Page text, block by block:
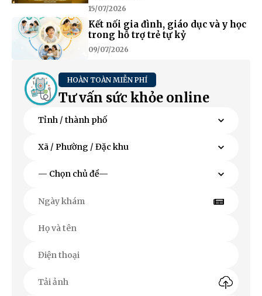
15/07/2026
Kết nối gia đình, giáo dục và y học
trong hỗ trợ trẻ tự kỷ
09/07/2026
HOÀN TOÀN MIỄN PHÍ
Tư vấn sức khỏe online